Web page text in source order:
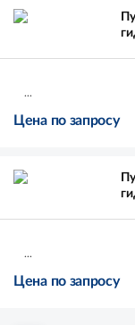
...
Цена по запросу
...
Цена по запросу